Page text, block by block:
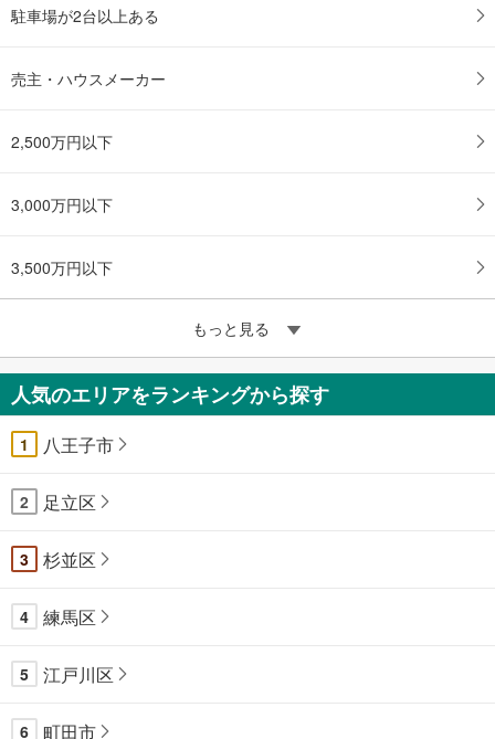
駐車場が2台以上ある
売主・ハウスメーカー
2,500万円以下
3,000万円以下
3,500万円以下
もっと見る
人気のエリアをランキングから探す
1 八王子市
2 足立区
3 杉並区
4 練馬区
5 江戸川区
6 町田市